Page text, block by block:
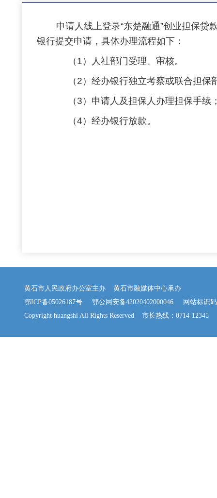
申请人线上登录“东楚融通”创业担保贷
银行提交申请，具体办理流程如下：
（1）人社部门受理、审核。
（2）经办银行独立考察或联合担保
（3）申请人及担保人办理担保手续
（4）经办银行放款。
黄石市人民政府办公室主办 黄石市融媒体中心承办
鄂ICP备05026187号
鄂公网安备42020402000046 网站标识码
Copyright huangshi All Rights Reserved 市长热线：0714-12345